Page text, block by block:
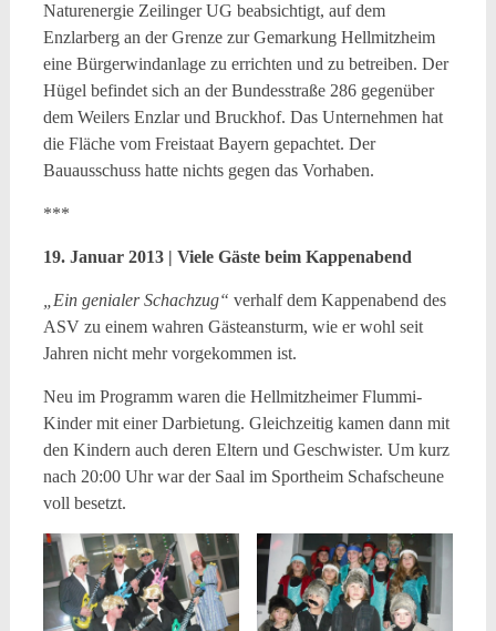
Naturenergie Zeilinger UG beabsichtigt, auf dem
Enzlarberg an der Grenze zur Gemarkung Hellmitzheim
eine Bürgerwindanlage zu errichten und zu betreiben. Der
Hügel befindet sich an der Bundesstraße 286 gegenüber
dem Weilers Enzlar und Bruckhof. Das Unternehmen hat
die Fläche vom Freistaat Bayern gepachtet. Der
Bauausschuss hatte nichts gegen das Vorhaben.
***
19. Januar 2013 | Viele Gäste beim Kappenabend
„Ein genialer Schachzug“ verhalf dem Kappenabend des
ASV zu einem wahren Gästeansturm, wie er wohl seit
Jahren nicht mehr vorgekommen ist.
Neu im Programm waren die Hellmitzheimer Flummi-
Kinder mit einer Darbietung. Gleichzeitig kamen dann mit
den Kindern auch deren Eltern und Geschwister. Um kurz
nach 20:00 Uhr war der Saal im Sportheim Schafscheune
voll besetzt.